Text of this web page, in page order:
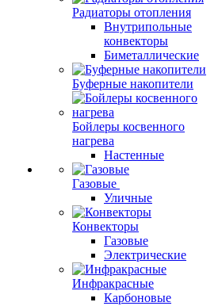
Радиаторы отопления
Внутрипольные
конвекторы
Биметаллические
Буферные накопители
Бойлеры косвенного
нагрева
Настенные
Газовые
Уличные
Конвекторы
Газовые
Электрические
Инфракрасные
Карбоновые